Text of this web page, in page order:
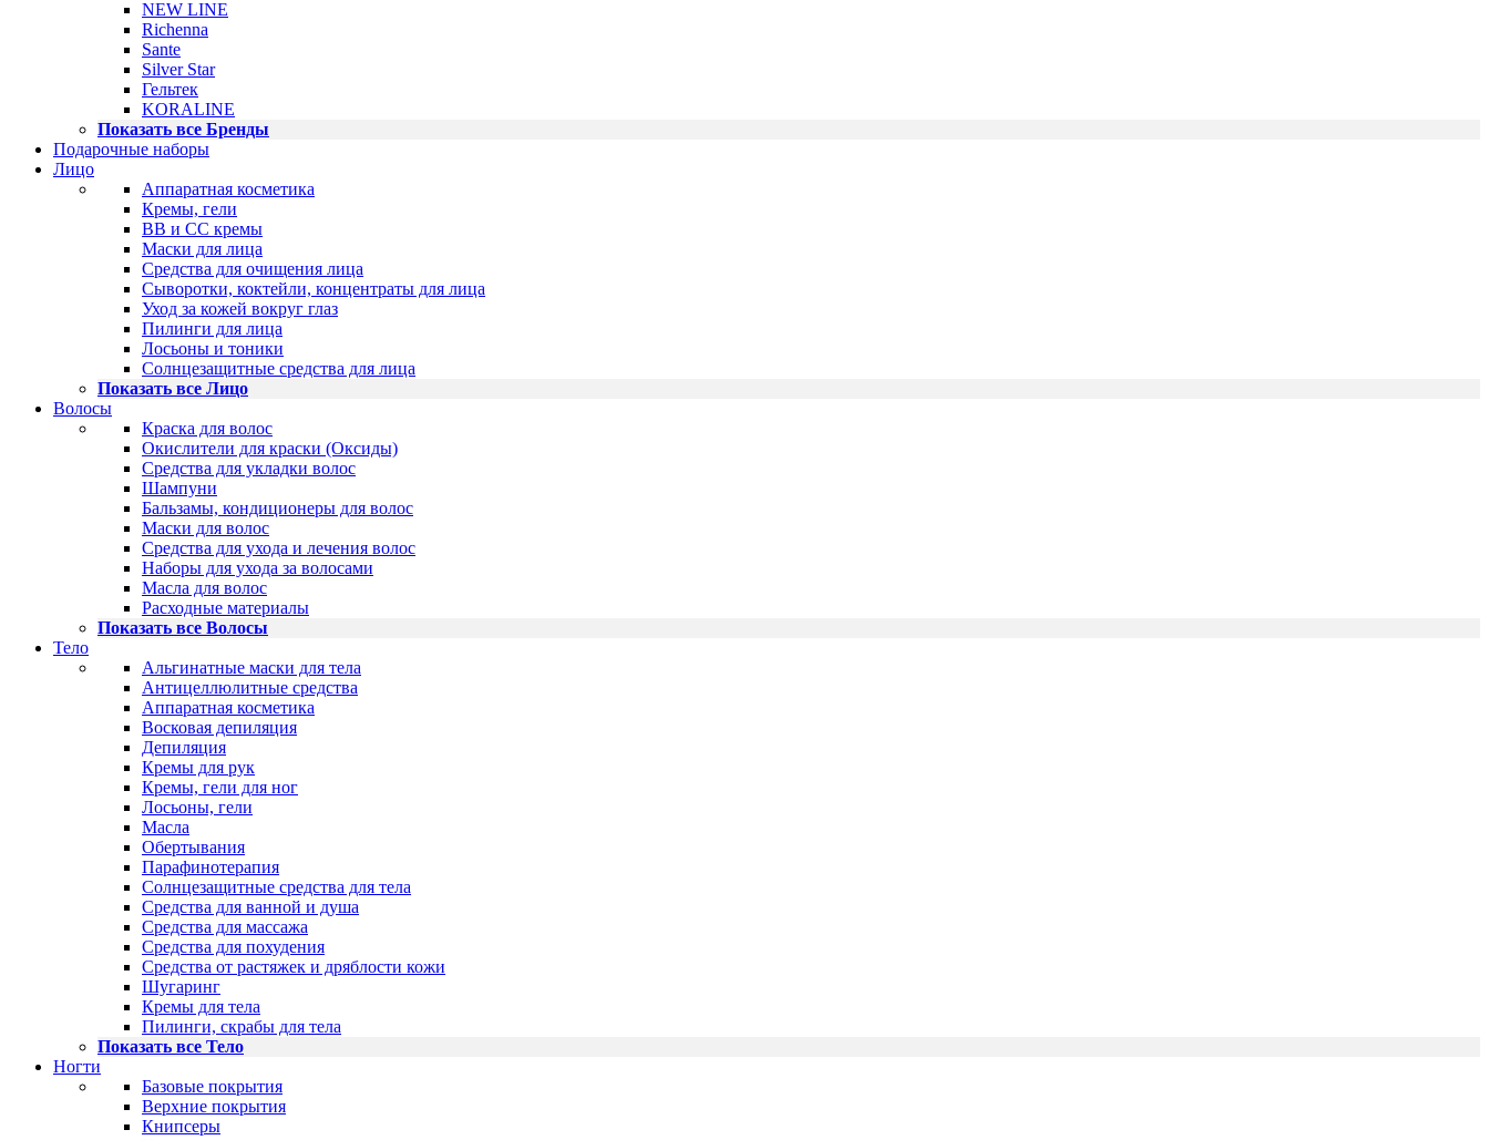
NEW LINE
Richenna
Sante
Silver Star
Гельтек
KORALINE
Показать все Бренды
Подарочные наборы
Лицо
Аппаратная косметика
Кремы, гели
BB и CC кремы
Маски для лица
Средства для очищения лица
Сыворотки, коктейли, концентраты для лица
Уход за кожей вокруг глаз
Пилинги для лица
Лосьоны и тоники
Солнцезащитные средства для лица
Показать все Лицо
Волосы
Краска для волос
Окислители для краски (Оксиды)
Средства для укладки волос
Шампуни
Бальзамы, кондиционеры для волос
Маски для волос
Средства для ухода и лечения волос
Наборы для ухода за волосами
Масла для волос
Расходные материалы
Показать все Волосы
Тело
Альгинатные маски для тела
Антицеллюлитные средства
Аппаратная косметика
Восковая депиляция
Депиляция
Кремы для рук
Кремы, гели для ног
Лосьоны, гели
Масла
Обертывания
Парафинотерапия
Солнцезащитные средства для тела
Средства для ванной и душа
Средства для массажа
Средства для похудения
Средства от растяжек и дряблости кожи
Шугаринг
Кремы для тела
Пилинги, скрабы для тела
Показать все Тело
Ногти
Базовые покрытия
Верхние покрытия
Книпсеры